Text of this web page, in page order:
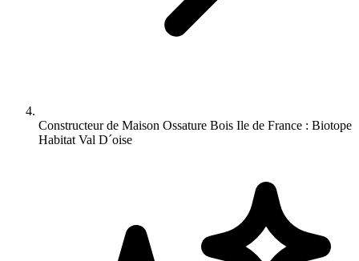
Constructeur de Maison Ossature Bois Ile de France : Biotope
Habitat Val D´oise